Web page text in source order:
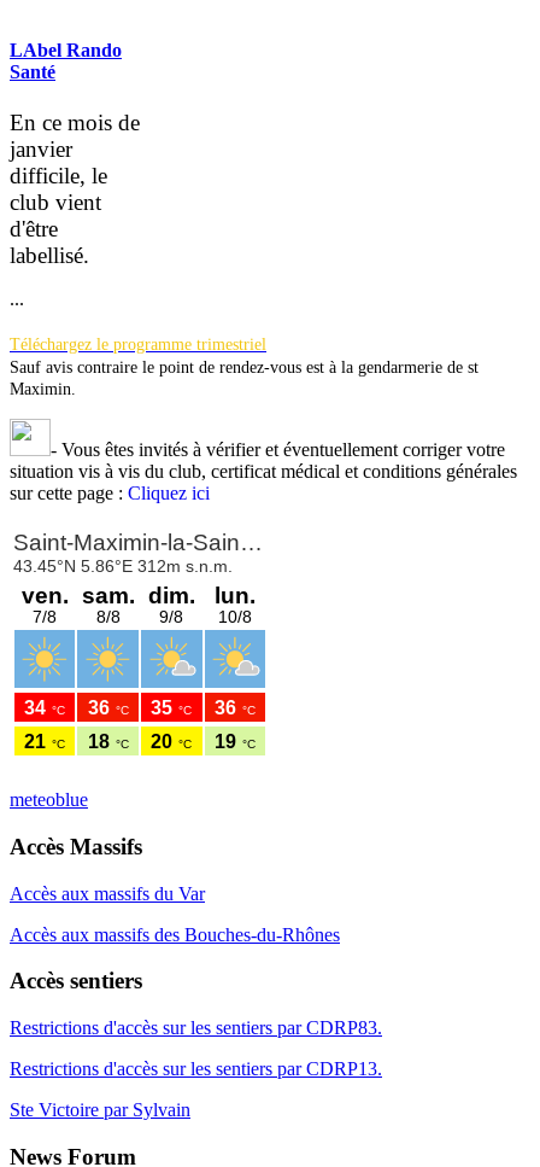
LAbel Rando
Santé
En ce mois de
janvier
difficile, le
club vient
d'être
labellisé.
...
Téléchargez le programme trimestriel
Sauf avis contraire le point de rendez-vous est à la gendarmerie de st
Maximin.
- Vous êtes invités à vérifier et éventuellement corriger votre
situation vis à vis du club, certificat médical et conditions générales
sur cette page : Cliquez ici
meteoblue
Accès Massifs
Accès aux massifs du Var
Accès aux massifs des Bouches-du-Rhônes
Accès sentiers
Restrictions d'accès sur les sentiers par CDRP83.
Restrictions d'accès sur les sentiers par CDRP13.
Ste Victoire par Sylvain
News Forum